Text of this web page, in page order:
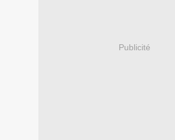
Publicité